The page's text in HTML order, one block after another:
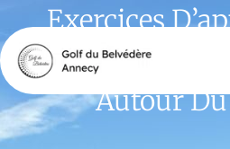
Exercices
Golf :
Autour